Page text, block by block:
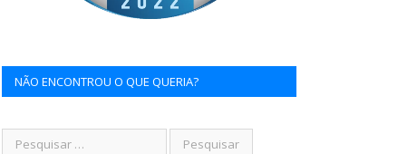
NÃO ENCONTROU O QUE QUERIA?